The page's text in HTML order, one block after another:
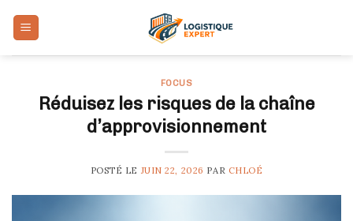
FOCUS
Réduisez les risques de la chaîne
d’approvisionnement
POSTÉ LE JUIN 22, 2026 PAR CHLOÉ